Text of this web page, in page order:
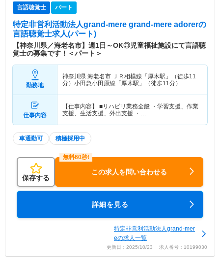
言語聴覚士 パート
特定非営利活動法人grand-mere grand-mere adorerの
言語聴覚士求人(パート)
【神奈川県／海老名市】週1日～OK◎児童福祉施設にて言語聴
覚士の募集です！＜パート＞
勤務地
神奈川県 海老名市 ＪＲ相模線「厚木駅」（徒歩11
分）小田急小田原線「厚木駅」（徒歩11分）
仕事内容
【仕事内容】 ■リハビリ業務全般 ・学習支援、作業
支援、生活支援、外出支援 ・…
車通勤可 積極採用中
保存する
この求人を問い合わせる
詳細を見る
特定非営利活動法人grand-mer
eの求人一覧
更新日：2025/10/23 求人番号：10199030